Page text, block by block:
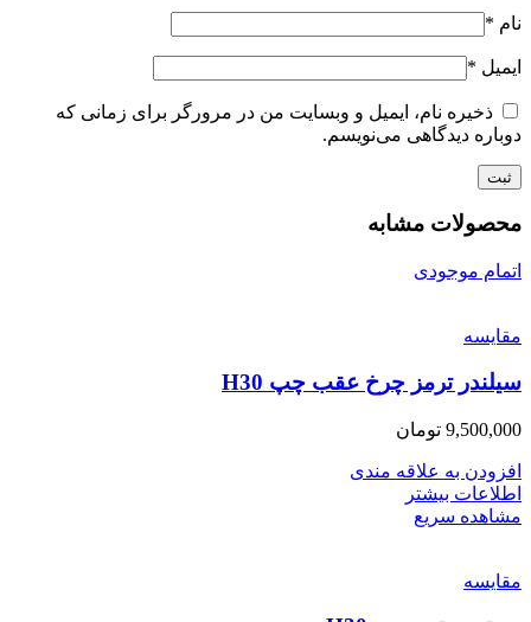
نام *
ایمیل *
ذخیره نام، ایمیل و وبسایت من در مرورگر برای زمانی که
دوباره دیدگاهی می‌نویسم.
محصولات مشابه
اتمام موجودی
مقایسه
سیلندر ترمز چرخ عقب چپ H30
9,500,000 تومان
افزودن به علاقه مندی
اطلاعات بیشتر
مشاهده سریع
مقایسه